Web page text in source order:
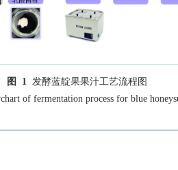
图 1 发酵蓝靛果果汁工艺流程图
of fermentation process for blue